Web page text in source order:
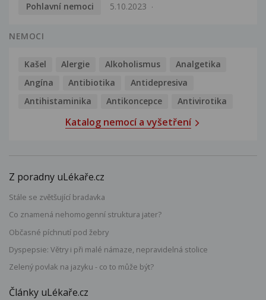
Pohlavní nemoci
5.10.2023
NEMOCI
Kašel Alergie Alkoholismus
Analgetika
Angína
Antibiotika
Antidepresiva
Antihistaminika
Antikoncepce Antivirotika
Katalog nemocí a vyšetření
Z poradny uLékaře.cz
Stále se zvětšující bradavka
Co znamená nehomogenní struktura jater?
Občasné píchnutí pod žebry
Dyspepsie: Větry i při malé námaze, nepravidelná stolice
Zelený povlak na jazyku - co to může být?
Články uLékaře.cz